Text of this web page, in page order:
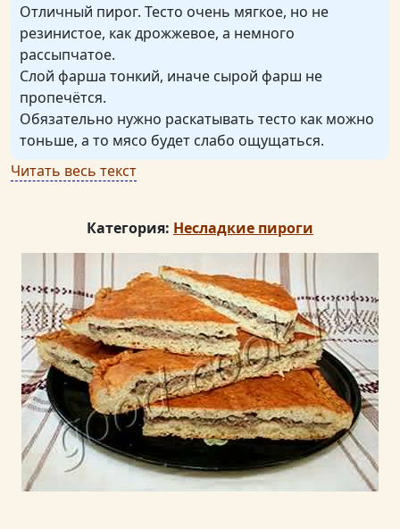
Отличный пирог. Тесто очень мягкое, но не
резинистое, как дрожжевое, а немного
рассыпчатое.
Слой фарша тонкий, иначе сырой фарш не
пропечётся.
Обязательно нужно раскатывать тесто как можно
тоньше, а то мясо будет слабо ощущаться.
Читать весь текст
Категория: Несладкие пироги